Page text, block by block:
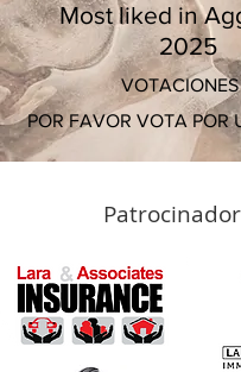
VOTACIONES
POR FAVOR VOTA POR
Most liked in
2025